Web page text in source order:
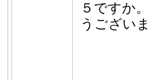
５ですか
うござい